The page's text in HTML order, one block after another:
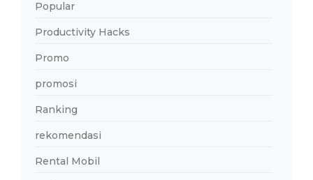
Popular
Productivity Hacks
Promo
promosi
Ranking
rekomendasi
Rental Mobil